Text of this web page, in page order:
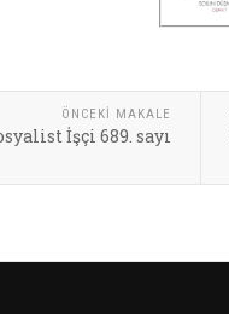
ÖNCEKI MAKALE
İşçi 689. sayı